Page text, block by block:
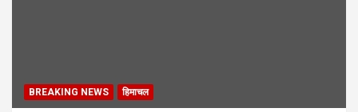
BREAKING NEWS हिमाचल